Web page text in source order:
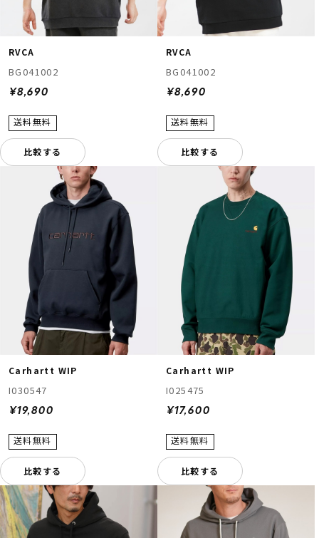
RVCA
BG041002
¥8,690
比較する
RVCA
BG041002
¥8,690
比較する
Carhartt WIP
I030547
¥19,800
比較する
Carhartt WIP
I025475
¥17,600
比較する